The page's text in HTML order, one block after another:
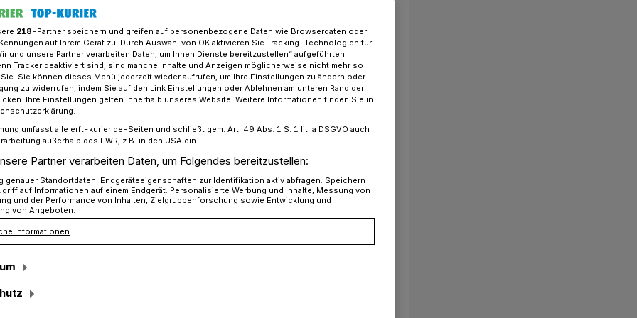
zur Fachkräftesicherung am mittleren Niederrhein unterzeichnet
am mittleren Niederrhein
Mittlerer Niederrhein“ und die
NRW“ (FAI NRW) haben im Kreishaus
unterzeichnet.
218-Partner speichern und greifen auf personenbezogene Daten wie Browserdaten oder
auf Ihrem Gerät zu. Durch Auswahl von OK aktivieren Sie Tracking-Technologien für
und unsere Partner verarbeiten Daten, um Ihnen Dienste bereitzustellen“ aufgeführten
Tracker deaktiviert sind, sind manche Inhalte und Anzeigen möglicherweise nicht mehr so
Sie können dieses Menü jederzeit wieder aufrufen, um Ihre Einstellungen zu ändern oder
zu widerrufen, indem Sie auf den Link Einstellungen oder Ablehnen am unteren Rand der
Ihre Einstellungen gelten innerhalb unseres Website. Weitere Informationen finden Sie in
umfasst alle erft-kurier.de-Seiten und schließt gem. Art. 49 Abs. 1 S. 1 lit. a DSGVO auch
außerhalb des EWR, z.B. in den USA ein.
Partner verarbeiten Daten, um Folgendes bereitzustellen:
genauer Standortdaten. Endgeräteeigenschaften zur Identifikation aktiv abfragen. Speichern
auf Informationen auf einem Endgerät. Personalisierte Werbung und Inhalte, Messung von
und der Performance von Inhalten, Zielgruppenforschung sowie Entwicklung und
von Angeboten.
Informationen